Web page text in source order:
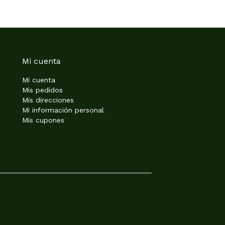
Mi cuenta
Mi cuenta
Mis pedidos
Mis direcciones
Mi información personal
Mis cupones